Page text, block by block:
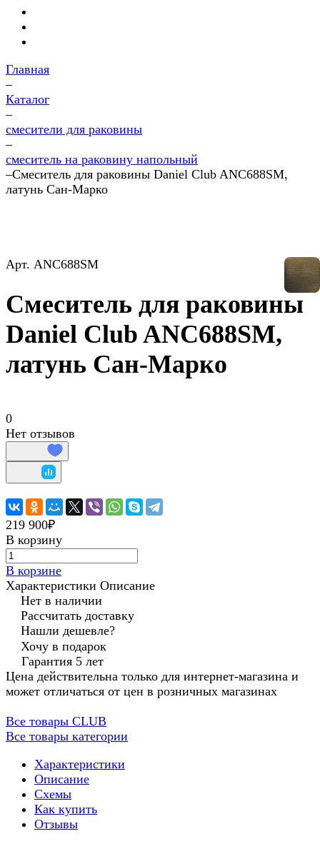
Главная
–
Каталог
–
смесители для раковины
–
смеситель на раковину напольный
–Смеситель для раковины Daniel Club ANC688SM,
латунь Сан-Марко
Арт. ANC688SM
Смеситель для раковины
Daniel Club ANC688SM,
латунь Сан-Марко
0
Нет отзывов
219 900₽
В корзину
В корзине
Характеристики Описание
Нет в наличии
Рассчитать доставку
Нашли дешевле?
Хочу в подарок
Гарантия 5 лет
Цена действительна только для интернет-магазина и
может отличаться от цен в розничных магазинах
Все товары CLUB
Все товары категории
Характеристики
Описание
Схемы
Как купить
Отзывы